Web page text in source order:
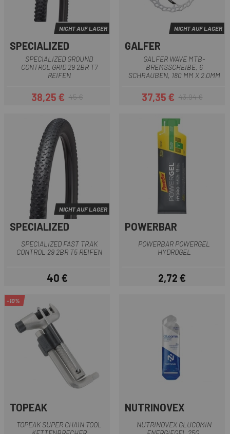
NICHT AUF LAGER
SPECIALIZED
SPECIALIZED GROUND
CONTROL GRID 29 2BR T7
REIFEN
Preis
38,25 €Regulärer Preis
45 €
NICHT AUF LAGER
GALFER
GALFER WAVE MTB-
BREMSSCHEIBE, 6
SCHRAUBEN, 180 MM X 2.0MM
Preis
37,35 €Regulärer Preis
43,94 €
NICHT AUF LAGER
SPECIALIZED
SPECIALIZED FAST TRAK
CONTROL 29 2BR T5 REIFEN
Preis
40 €
POWERBAR
POWERBAR POWERGEL
HYDROGEL
Preis
2,72 €
-10%
TOPEAK
TOPEAK SUPER CHAIN TOOL
NUTRINOVEX
NUTRINOVEX GLUCOMIN